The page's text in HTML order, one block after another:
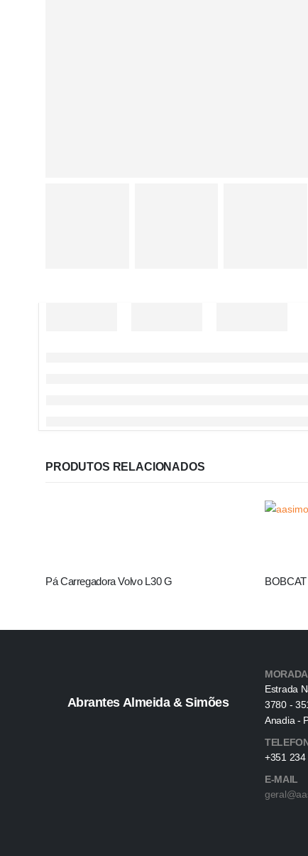
PRODUTOS RELACIONADOS
Pá Carregadora Volvo L30 G
Abrantes Almeida & Simões
MORADA
Estrada
3780 -
Anadia -
+351
E-MAIL